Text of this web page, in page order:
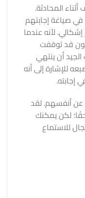
المحادثة.
صياغة إجابتهم
لأنه عندما
قد توقفت
أن ينتهي
للإشارة إلى أنه
إجابته.
عن أنفسهم. لقد
لكن يمكنك
للاستماع